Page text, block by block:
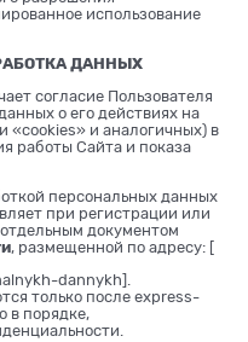
использование
ДАННЫХ
согласие Пользователя
о его действиях на
«cookies» и аналогичных) в
работы Сайта и показа
персональных данных
при регистрации или
документом
, размещенной по адресу: [
dannykh].
только после express-
в порядке,